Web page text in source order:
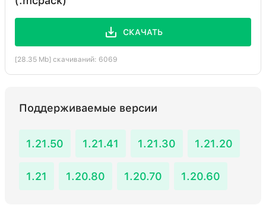
СКАЧАТЬ
[28.35 Mb] скачиваний: 6069
Поддерживаемые версии
1.21.50 1.21.41 1.21.30 1.21.20
1.21 1.20.80 1.20.70 1.20.60